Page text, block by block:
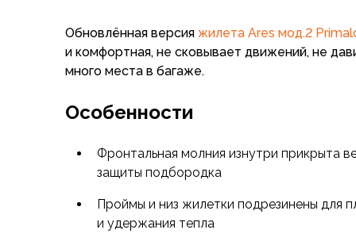
Беговые и спортивные
Пончо и дождевики
Пуховые куртки
Жилеты
Мембранные брюки
Брюки софтшелл и ветрозащита
Флисовые брюки
Беговые и спортивные
Обновлённая версия жилета Ares мод.2
и комфортная, не сковывает движений, не
много места в багаже.
Особенности
Фронтальная молния изнутри прикрыта
защиты подбородка
Проймы и низ жилетки подрезинены для
и удержания тепла